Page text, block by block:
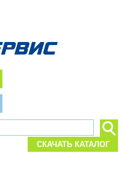
СКАЧАТЬ КАТАЛОГ